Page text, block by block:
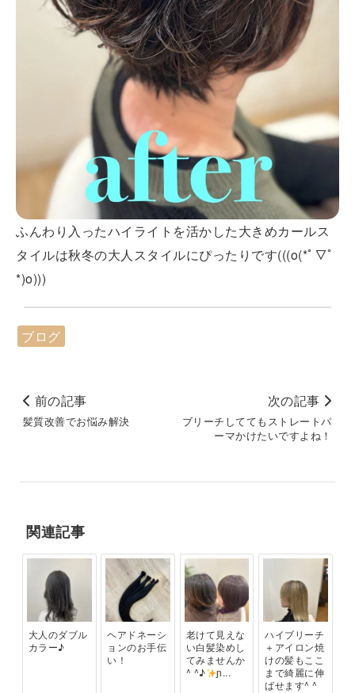
ふんわり入ったハイライトを活かした大きめカールス
タイルは秋冬の大人スタイルにぴったりです(((o(*ﾟ▽ﾟ
*)o)))
ブログ
前の記事
髪質改善でお悩み解決
次の記事
ブリーチしててもストレートパ
ーマかけたいですよね！
関連記事
大人のダブル
カラー♪
ヘアドネーシ
ョンのお手伝
い！
老けて見えな
い白髪染めし
てみませんか
^ ^♪
ɲ...
ハイブリーチ
＋アイロン焼
けの髪もここ
まで綺麗に伸
ばせます^ ^